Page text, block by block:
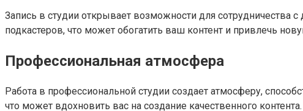
Запись в студии открывает возможности для сотрудничества
подкастеров, что может обогатить ваш контент и привлечь
Профессиональная атмосфера
Работа в профессиональной студии создает атмосферу,
что может вдохновить вас на создание качественного